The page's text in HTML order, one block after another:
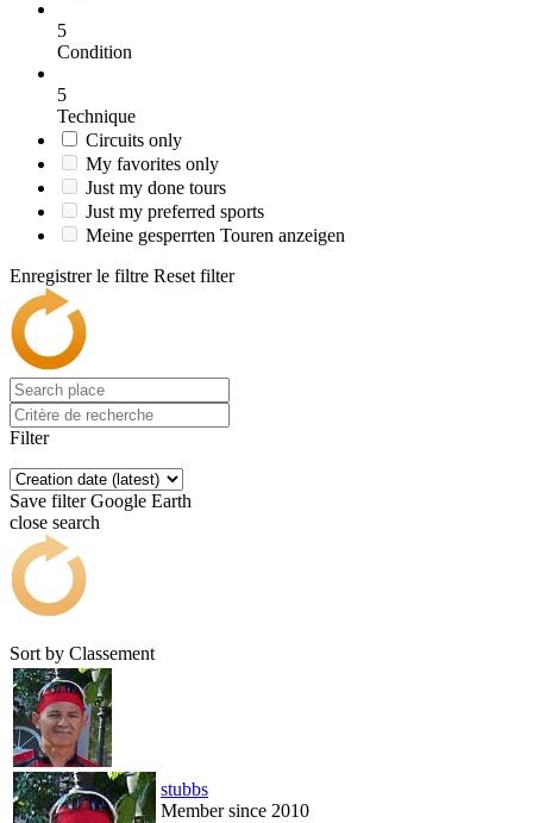
5
Condition
5
Technique
Circuits only
My favorites only
Just my done tours
Just my preferred sports
Meine gesperrten Touren anzeigen
Enregistrer le filtre Reset filter
Filter
Save filter Google Earth
close search
Sort by Classement
stubbs
Member since 2010